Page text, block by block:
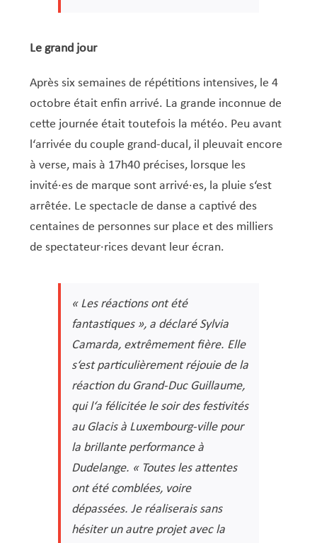
Le grand jour
Après six semaines de répétitions intensives, le 4
octobre était enfin arrivé. La grande inconnue de
cette journée était toutefois la météo. Peu avant
l‘arrivée du couple grand-ducal, il pleuvait encore
à verse, mais à 17h40 précises, lorsque les
invité·es de marque sont arrivé·es, la pluie s‘est
arrêtée. Le spectacle de danse a captivé des
centaines de personnes sur place et des milliers
de spectateur·rices devant leur écran.
« Les réactions ont été
fantastiques », a déclaré Sylvia
Camarda, extrêmement fière. Elle
s‘est particulièrement réjouie de la
réaction du Grand-Duc Guillaume,
qui l‘a félicitée le soir des festivités
au Glacis à Luxembourg-ville pour
la brillante performance à
Dudelange. « Toutes les attentes
ont été comblées, voire
dépassées. Je réaliserais sans
hésiter un autre projet avec la